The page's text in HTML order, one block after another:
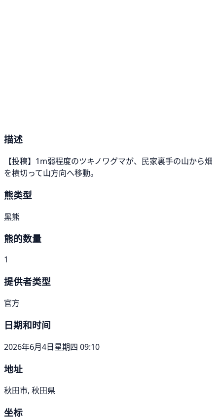
描述
【投稿】1m弱程度のツキノワグマが、民家裏手の山から畑
を横切って山方向へ移動。
熊类型
黑熊
熊的数量
1
提供者类型
官方
日期和时间
2026年6月4日星期四 09:10
地址
秋田市, 秋田県
坐标